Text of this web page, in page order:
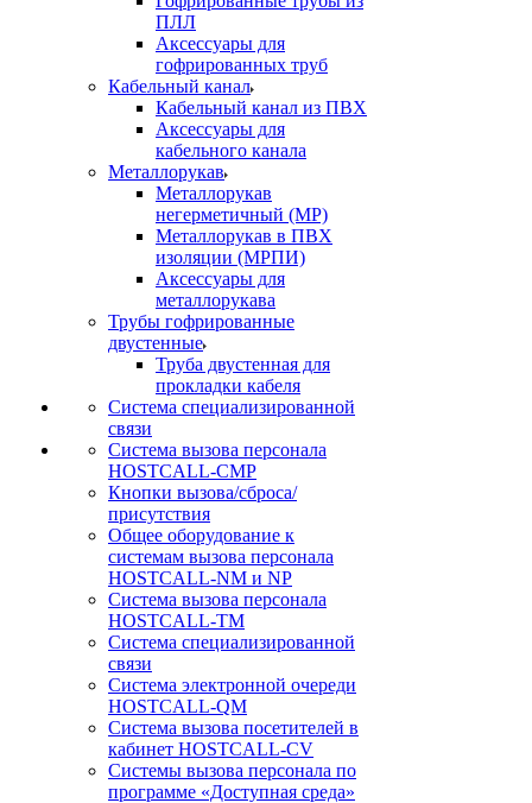
ПЛЛ
Аксессуары для
гофрированных труб
Кабельный канал
Кабельный канал из ПВХ
Аксессуары для
кабельного канала
Металлорукав
Металлорукав
негерметичный (МР)
Металлорукав в ПВХ
изоляции (МРПИ)
Аксессуары для
металлорукава
Трубы гофрированные
двустенные
Труба двустенная для
прокладки кабеля
Система специализированной
связи
Cистема вызова персонала
HOSTCALL-CMP
Кнопки вызова/сброса/
присутствия
Общее оборудование к
системам вызова персонала
HOSTCALL-NM и NP
Система вызова персонала
HOSTCALL-TM
Система специализированной
связи
Система электронной очереди
HOSTCALL-QM
Cистема вызова посетителей в
кабинет HOSTCALL-CV
Системы вызова персонала по
программе «Доступная среда»